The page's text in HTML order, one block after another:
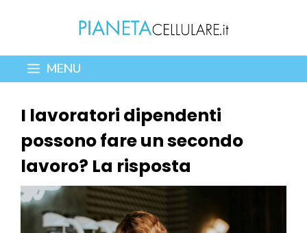
contenuto
MENU
I lavoratori dipendenti
possono fare un secondo
lavoro? La risposta